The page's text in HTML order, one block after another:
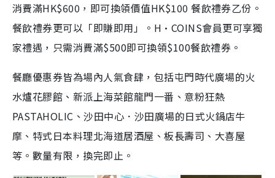
消費滿HK$600，即可換領價值HK$100 餐飲禮券乙份。
餐飲禮券更可以「即賺即用」。H•COINS會員更可享獨
家禮遇，只需消費滿$500即可換領$100餐飲禮券。
餐廳優惠券皆為場內人氣食肆，包括屯門時代廣場的火
水爐花膠館、新派上海菜館龍門一番、意粉狂熱
PASTAHOLIC、沙田中心．沙田廣場的日式火鍋店牛
摩、特式日本料理北海道居酒屋、板長壽司、大喜屋
等。數量有限，換完即止。